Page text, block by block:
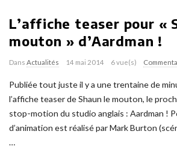
L’affiche teaser pour «
mouton » d’Aardman !
Dans Actualités 14 mai 2014 6 vue(s)
Publiée tout juste il y a une trentaine de
l’affiche teaser de Shaun le mouton, le
stop-motion du studio anglais : Aardman !
d’animation est réalisé par Mark Burton
…